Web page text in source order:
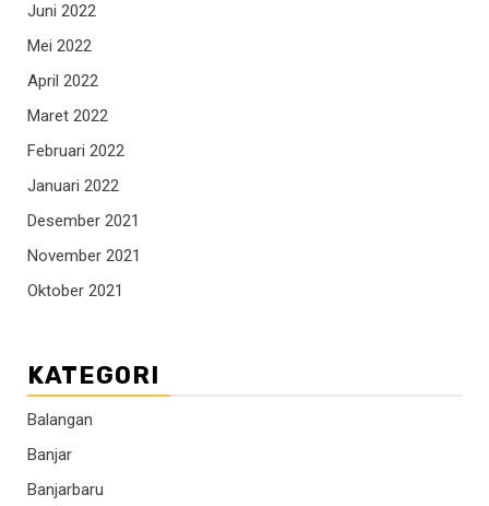
Juni 2022
Mei 2022
April 2022
Maret 2022
Februari 2022
Januari 2022
Desember 2021
November 2021
Oktober 2021
KATEGORI
Balangan
Banjar
Banjarbaru